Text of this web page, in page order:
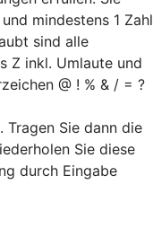
mindestens 1 Zahl
sind alle
Z inkl. Umlaute und
@ ! % & / = ?
Tragen Sie dann die
Sie diese
durch Eingabe